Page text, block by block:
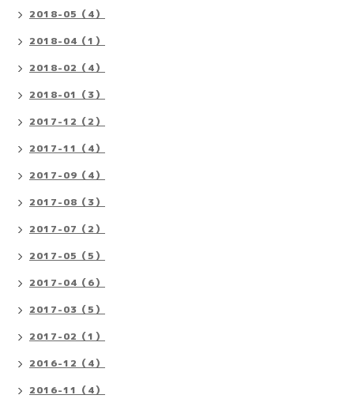
2018-05（4）
2018-04（1）
2018-02（4）
2018-01（3）
2017-12（2）
2017-11（4）
2017-09（4）
2017-08（3）
2017-07（2）
2017-05（5）
2017-04（6）
2017-03（5）
2017-02（1）
2016-12（4）
2016-11（4）